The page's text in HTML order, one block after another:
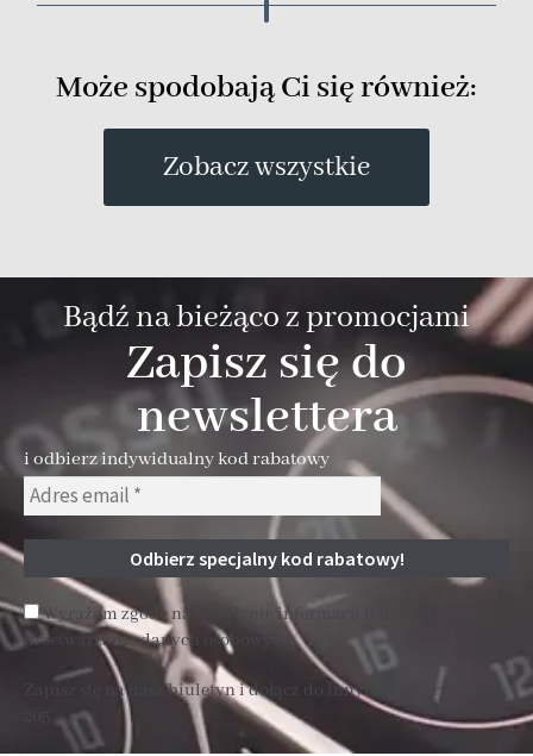
Może spodobają Ci się również:
Zobacz wszystkie
Bądź na bieżąco z promocjami
Zapisz się do
newslettera
i odbierz indywidualny kod rabatowy
Wyrażam zgodę na wysyłanie informacji handlowej i
przetwarzanie danych osobowych
Zapisz się na nasz biuletyn i dołącz do innych subskrybentów